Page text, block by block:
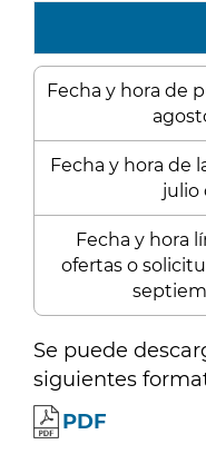
Fecha y hora de
Fecha y hora de
julio
Fecha y hora
ofertas o
Se puede
siguientes
PDF